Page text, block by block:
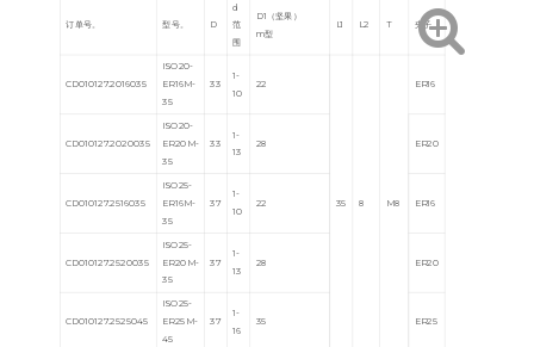
订单号。 型号。 D
d
范
围
D1（坚果）
m型
L1 L2 T 夹子
CD010127.2016035
ISO20-
ER16M-
35
33
1-
10
22
35 8 M8
ER16
CD010127.2020035
ISO20-
ER20M-
35
33
1-
13
28 ER20
CD010127.2516035
ISO25-
ER16M-
35
37
1-
10
22 ER16
CD010127.2520035
ISO25-
ER20M-
35
37
1-
13
28 ER20
CD010127.2525045
ISO25-
ER25M-
45
37
1-
16
35 ER25